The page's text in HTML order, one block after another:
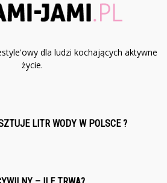
dla ludzi kochających aktywne
życie.
LITR WODY W POLSCE ?